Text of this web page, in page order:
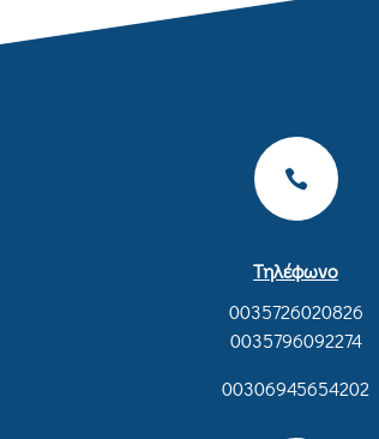

Τηλέφωνο
0035726020826
0035796092274
00306945654202